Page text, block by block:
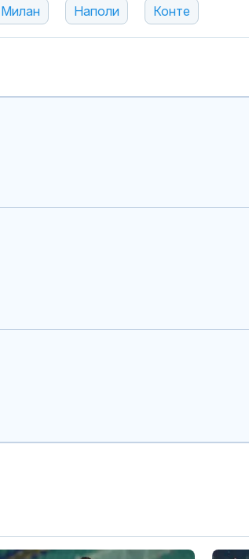
Милан Наполи Конте